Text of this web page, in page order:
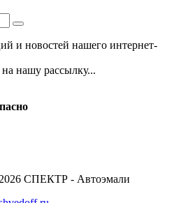
и новостей нашего интернет-
нашу рассылку...
СПЕКТР - Автоэмали